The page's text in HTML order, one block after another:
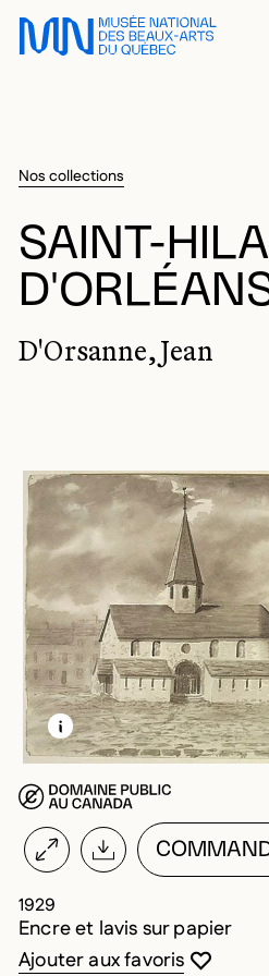
Sauter au menu principal
Sauter au contenu principal
Sauter au pied de page
Nos collections
SAINT-
D'Orsanne, Jean
EN SAVOIR PLUS
OUVRIR LA MODALE
1929
Encre et lavis sur papier
Vous devez
Fermer la modale
Ouvrir la modale
Ajouter aux favoris